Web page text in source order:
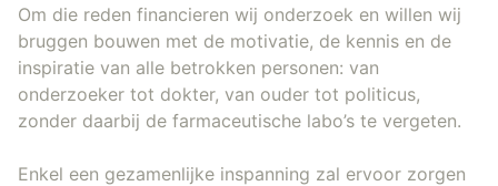
Om die reden financieren wij onderzoek en willen wij
bruggen bouwen met de motivatie, de kennis en de
inspiratie van alle betrokken personen: van
onderzoeker tot dokter, van ouder tot politicus,
zonder daarbij de farmaceutische labo’s te vergeten.
Enkel een gezamenlijke inspanning zal ervoor zorgen